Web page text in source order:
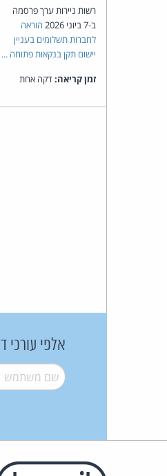
רשות ניירות ערך פרסמה
ב-7 ביוני 2026
הוראה
לחברות תשלומים בעניין
יישום תקן בנקאות פתוחה ...
זמן קריאה:דקה אחת
אלפי עורכי
שם משתמש*